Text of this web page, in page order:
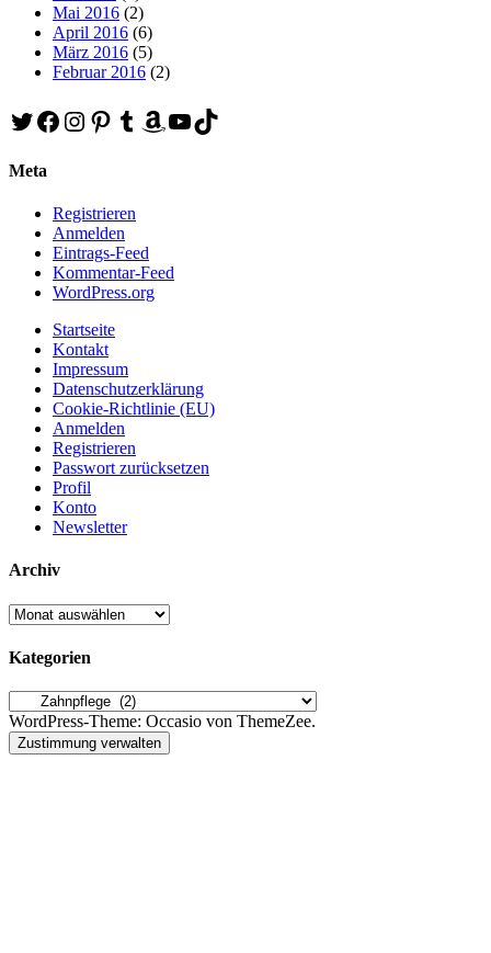
Mai 2016 (2)
April 2016 (6)
März 2016 (5)
Februar 2016 (2)
Twitter
Facebook
Instagram
Pinterest
Tumblr
Amazon
YouTube
TikTok
Meta
Registrieren
Anmelden
Eintrags-Feed
Kommentar-Feed
WordPress.org
Startseite
Kontakt
Impressum
Datenschutzerklärung
Cookie-Richtlinie (EU)
Anmelden
Registrieren
Passwort zurücksetzen
Profil
Konto
Newsletter
Archiv
Archiv
Kategorien
Kategorien
WordPress-Theme: Occasio von ThemeZee.
Zustimmung verwalten